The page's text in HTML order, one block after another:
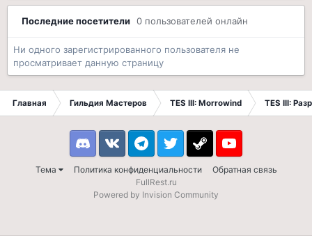
Последние посетители 0 пользователей онлайн
Ни одного зарегистрированного пользователя не
просматривает данную страницу
Главная Гильдия Мастеров TES III: Morrowind TES III:
Тема Политика конфиденциальности Обратная связь
DiscordVK TelegramTwitter Steam Youtube
FullRest.ru
Powered by Invision Community